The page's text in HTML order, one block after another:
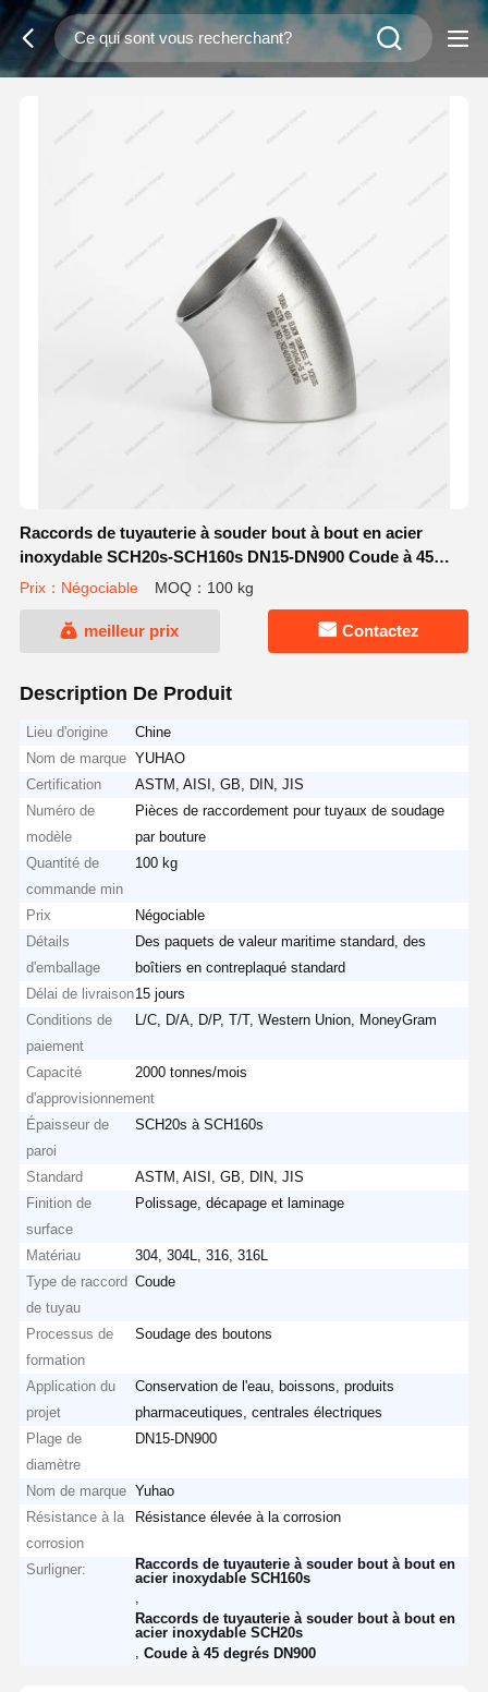
Raccords de tuyauterie à souder bout à bout en acier
inoxydable SCH20s-SCH160s DN15-DN900 Coude à 45
degrés
Prix：Négociable MOQ：100 kg
meilleur prix Contactez
Description De Produit
Lieu d'origine
Chine
Nom de marque YUHAO
Certification
ASTM, AISI, GB, DIN, JIS
Numéro de
modèle
Pièces de raccordement pour tuyaux de soudage
par bouture
Quantité de
commande min
100 kg
Prix
Négociable
Détails
d'emballage
Des paquets de valeur maritime standard, des
boîtiers en contreplaqué standard
Délai de livraison15 jours
Conditions de
paiement
L/C, D/A, D/P, T/T, Western Union, MoneyGram
Capacité
d'approvisionnement
2000 tonnes/mois
Épaisseur de
paroi
SCH20s à SCH160s
Standard
ASTM, AISI, GB, DIN, JIS
Finition de
surface
Polissage, décapage et laminage
Matériau
304, 304L, 316, 316L
Type de raccord
de tuyau
Coude
Processus de
formation
Soudage des boutons
Application du
projet
Conservation de l'eau, boissons, produits
pharmaceutiques, centrales électriques
Plage de
diamètre
DN15-DN900
Nom de marque Yuhao
Résistance à la
corrosion
Résistance élevée à la corrosion
Surligner:
Raccords de tuyauterie à souder bout à bout en
acier inoxydable SCH160s
Raccords de tuyauterie à souder bout à bout en
acier inoxydable SCH20s
,Coude à 45 degrés DN900